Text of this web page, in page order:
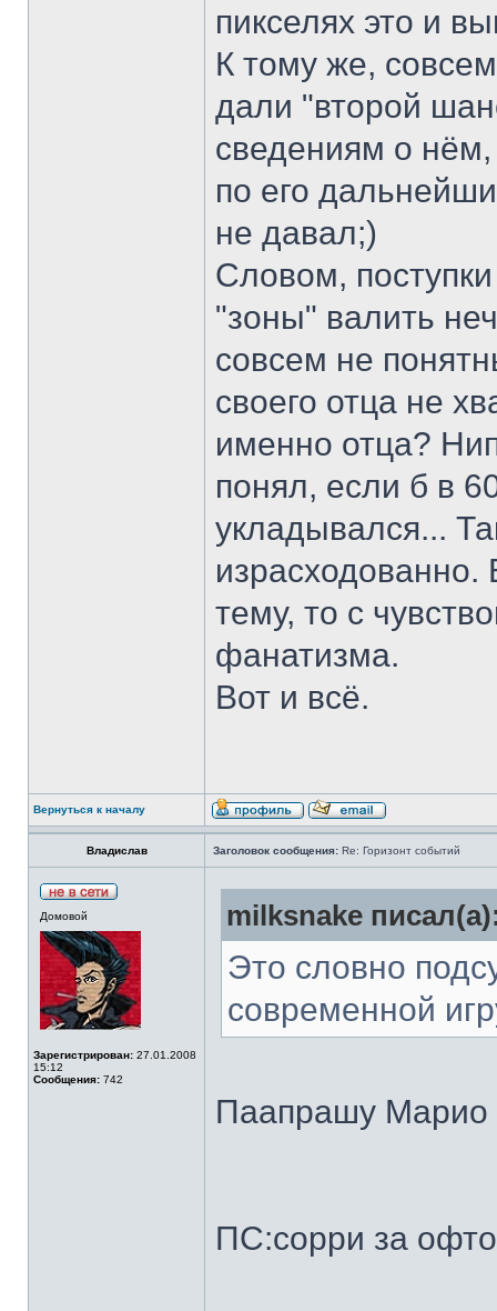
пикселях это и
К тому же,
дали "второй
сведениям о нём,
по его
не давал;)
Словом,
"зоны" валить
совсем не
своего отца не
именно отца?
понял, если б в
укладывался...
израсходованно.
тему, то с
фанатизма.
Вот и всё.
Вернуться к началу
Владислав Заголовок сообщения: Re: Горизонт событий
Домовой
Зарегистрирован: 27.01.2008
15:12
Сообщения: 742
milksnake
Это словно
современной
Паапрашу Марио
ПС:сорри за